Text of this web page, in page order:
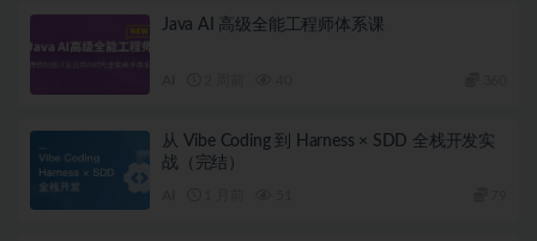
│   ├── [231M]  54-04-拦截器实现 登录权限.mp4
│   ├── [114M]  55-SpringMVC基于注解使用：国际化
│   ├── [160M]  57-03-国际化-根据浏览器语言国际化
│   ├── [ 27M]  59-SpringMVC基于注解使用：异常处
│   ├── [585M]  60-05-数据验证错误信息和代码字符串
│   ├── [865M]  61-02-异常统一处理.mp4
│   └── [226M]  62-04-拦截器实现 登录权限 (2).mp4
Java AI 高级全能工程师体系课
从 Vibe Coding 到 Harness × SDD 全栈开发实
战（完结）